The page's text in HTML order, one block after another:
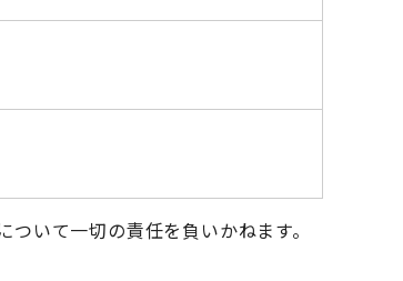
いて一切の責任を負いかねます。